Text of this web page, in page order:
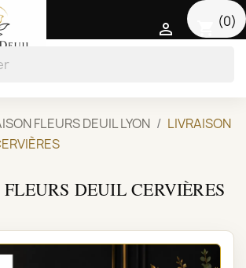
(0)

FLEURS DEUIL LYON
LIVRAISON
DEUIL CERVIÈRES